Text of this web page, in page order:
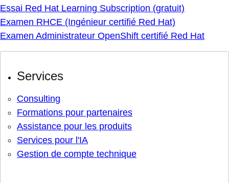
Essai Red Hat Learning Subscription (gratuit)
Examen RHCE (Ingénieur certifié Red Hat)
Examen Administrateur OpenShift certifié Red Hat
Services
Consulting
Formations pour partenaires
Assistance pour les produits
Services pour l'IA
Gestion de compte technique